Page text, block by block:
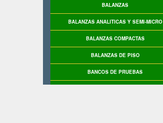
BALANZAS
BALANZAS ANALITICAS Y SEMI-MICRO
BALANZAS COMPACTAS
BALANZAS DE PISO
BANCOS DE PRUEBAS